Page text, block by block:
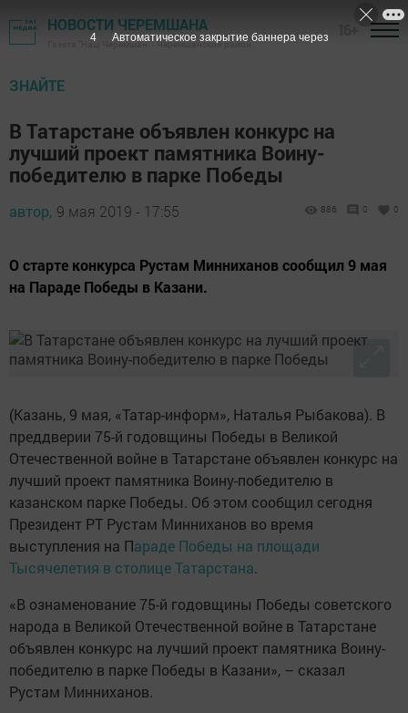
НОВОСТИ ЧЕРЕМШАНА
Газета "Наш Черемшан" - Черемшанский район
ЗНАЙТЕ
В Татарстане объявлен конкурс на
лучший проект памятника Воину-
победителю в парке Победы
автор, 9 мая 2019 - 17:55 886 0 0
О старте конкурса Рустам Минниханов сообщил 9 мая
на Параде Победы в Казани.
(Казань, 9 мая, «Татар-информ», Наталья Рыбакова). В
преддверии 75-й годовщины Победы в Великой
Отечественной войне в Татарстане объявлен конкурс на
лучший проект памятника Воину-победителю в
казанском парке Победы. Об этом сообщил сегодня
Президент РТ Рустам Минниханов во время
выступления на Параде Победы на площади
Тысячелетия в столице Татарстана.
«В ознаменование 75-й годовщины Победы советского
народа в Великой Отечественной войне в Татарстане
объявлен конкурс на лучший проект памятника Воину-
победителю в парке Победы в Казани», – сказал
Рустам Минниханов.
3 Автоматическое закрытие баннера через